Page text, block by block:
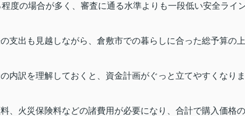
度の場合が多く、審査に通る水準よりも一段低い安全ライ
支出も見越しながら、倉敷市での暮らしに合った総予算の上
内訳を理解しておくと、資金計画がぐっと立てやすくなりま
、火災保険料などの諸費用が必要になり、合計で購入価格の